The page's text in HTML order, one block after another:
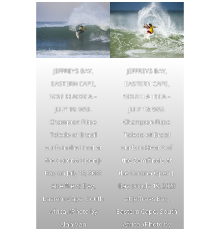
JEFFREYS BAY,
EASTERN CAPE,
SOUTH AFRICA –
JULY 19: WSL
Champion Filipe
Toledo of Brazil
surfs in the Final at
the Corona Open J-
Bay on July 19, 2023
at Jeffreys Bay,
Eastern Cape, South
Africa. (Photo by
Alan Van
JEFFREYS BAY,
EASTERN CAPE,
SOUTH AFRICA –
JULY 19: WSL
Champion Filipe
Toledo of Brazil
surfs in Heat 2 of
the Semifinals at
the Corona Open J-
Bay on July 19, 2023
at Jeffreys Bay,
Eastern Cape, South
Africa. (Photo by